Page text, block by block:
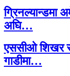
अघि…
एससीओ शिखर
गाडीमा…